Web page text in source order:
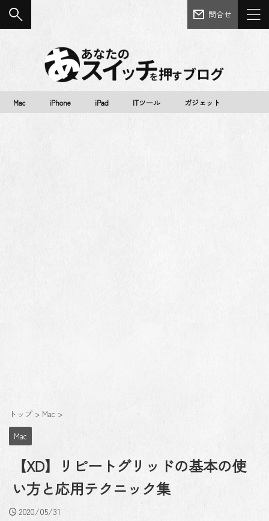
問合せ
Mac iPhone iPad ITツール ガジェット
トップ > Mac >
Mac
【XD】リピートグリッドの基本の使
い方と応用テクニック集
2020/05/31